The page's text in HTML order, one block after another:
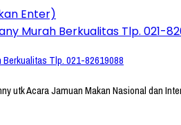
Enter)
Tlp. 021-82619088
utk Acara Jamuan Makan Nasional dan